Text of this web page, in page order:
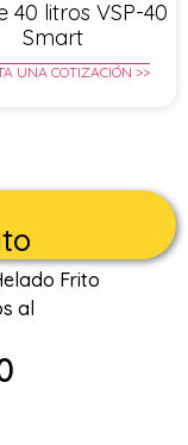
40 litros VSP-40
Smart
UNA COTIZACIÓN >>
Frito
al